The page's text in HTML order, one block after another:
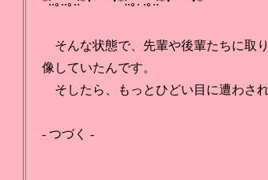
そんな状態で、先輩や後輩たちに取
像していたんです。
そしたら、もっとひどい目に遭わさ
- つづく -